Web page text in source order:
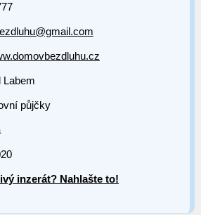
Labem
půjčky
inzerát? Nahlašte to!